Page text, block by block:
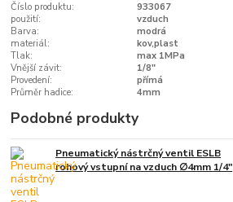
Číslo produktu:
933067
použití:
vzduch
Barva:
modrá
materiál:
kov,plast
Tlak:
max 1MPa
Vnější závit:
1/8"
Provedení:
přímá
Průměr hadice:
4mm
Podobné produkty
Pneumatický nástrčný ventil ESLB
rohový vstupní na vzduch ∅4mm 1/4"